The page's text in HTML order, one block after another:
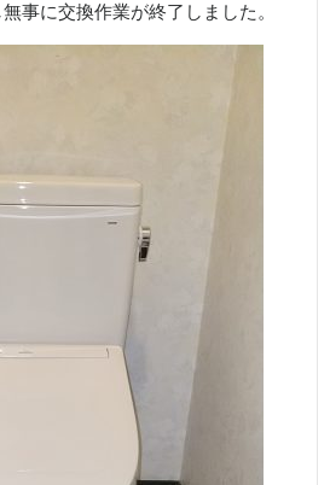
事に交換作業が終了しました。